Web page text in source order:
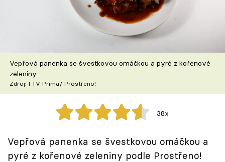
Speciál: Cuketa
Těhotnej kuchař
Sledujte prima+
Přihlášení
Vepřová panenka se švestkovou omáčkou a pyré z kořenové
zeleniny
Zdroj: FTV Prima/ Prostřeno!
38x
Vepřová panenka se švestkovou omáčkou a
pyré z kořenové zeleniny podle Prostřeno!